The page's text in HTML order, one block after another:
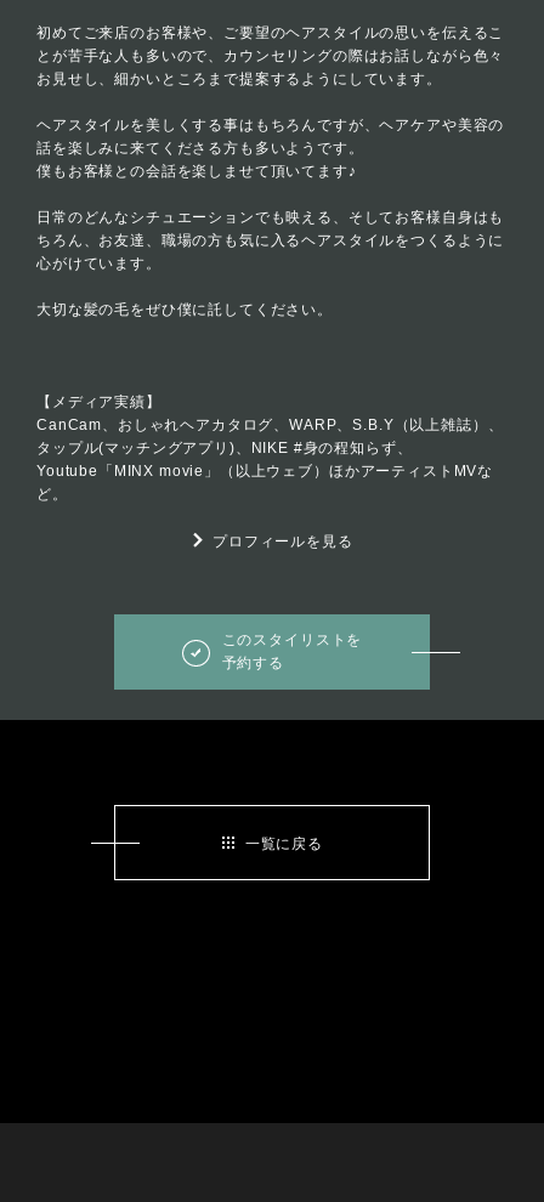
初めてご来店のお客様や、ご要望のヘアスタイルの思いを伝えるこ
とが苦手な人も多いので、カウンセリングの際はお話しながら色々
お見せし、細かいところまで提案するようにしています。
ヘアスタイルを美しくする事はもちろんですが、ヘアケアや美容の
話を楽しみに来てくださる方も多いようです。
僕もお客様との会話を楽しませて頂いてます♪
日常のどんなシチュエーションでも映える、そしてお客様自身はも
ちろん、お友達、職場の方も気に入るヘアスタイルをつくるように
心がけています。
大切な髪の毛をぜひ僕に託してください。
【メディア実績】
CanCam、おしゃれヘアカタログ、WARP、S.B.Y（以上雑誌）、
タップル(マッチングアプリ)、NIKE #身の程知らず、
Youtube「MINX movie」（以上ウェブ）ほかアーティストMVな
ど。
プロフィールを見る
このスタイリストを
予約する
一覧に戻る